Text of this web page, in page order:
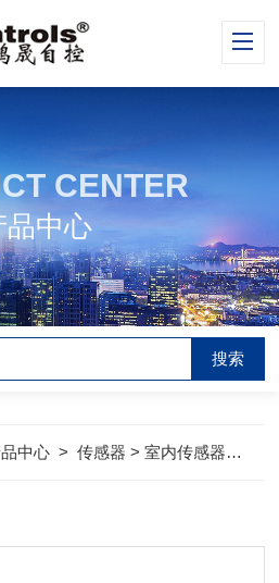
CENTER
品中心
中心 >传感器 >室内传感器/变送器